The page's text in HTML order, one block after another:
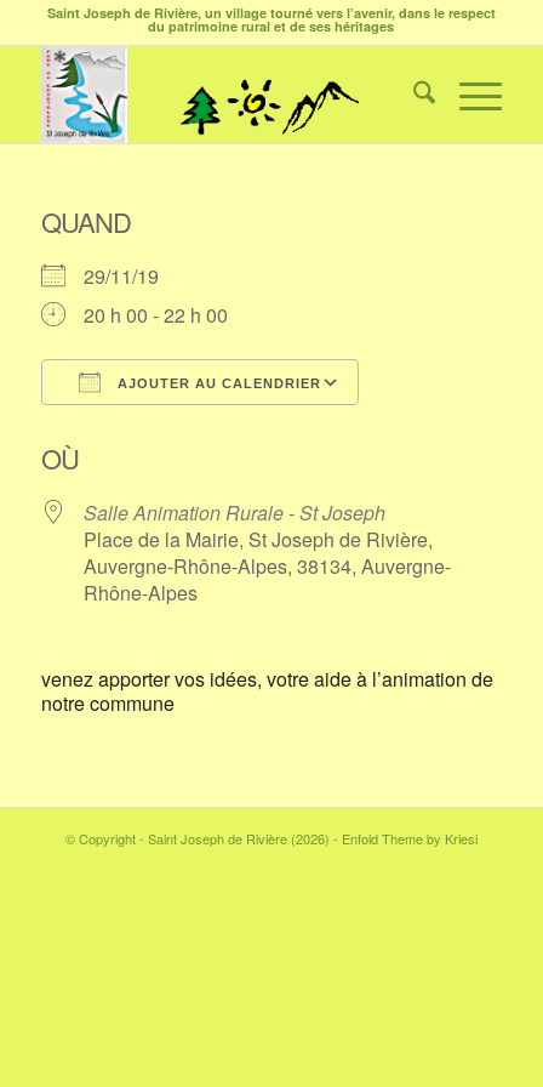
Saint Joseph de Rivière, un village tourné vers l’avenir, dans le respect
du patrimoine rural et de ses héritages
QUAND
29/11/19
20 h 00 - 22 h 00
AJOUTER AU CALENDRIER
OÙ
Salle Animation Rurale - St Joseph
Place de la Mairie, St Joseph de Rivière,
Auvergne-Rhône-Alpes, 38134, Auvergne-
Rhône-Alpes
venez apporter vos idées, votre aide à l’animation de
notre commune
© Copyright - Saint Joseph de Rivière (2026) - Enfold Theme by Kriesi